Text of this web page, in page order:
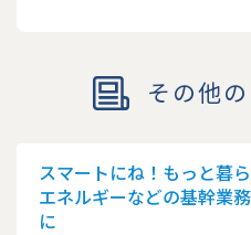
その他
スマートにね！もっと暮
エネルギーなどの基幹業
に